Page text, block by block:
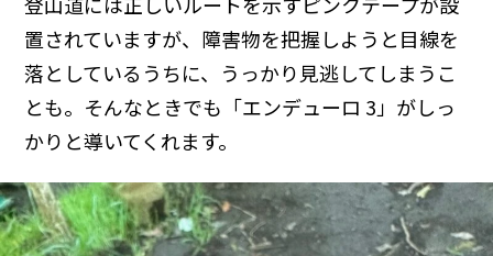
置されていますが、障害物を把握しようと目線を
落としているうちに、うっかり見逃してしまうこ
とも。そんなときでも「エンデューロ 3」がしっ
かりと導いてくれます。